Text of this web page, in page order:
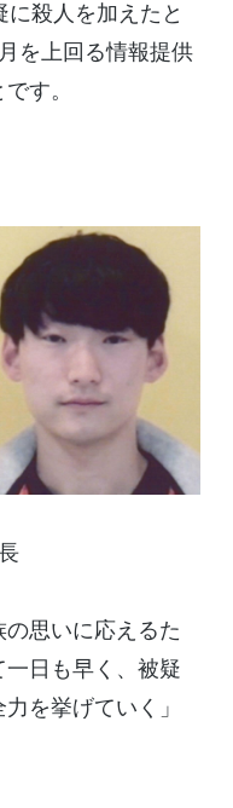
殺人を加えたと
を上回る情報提供
す。
の思いに応えるた
日も早く、被疑
を挙げていく」